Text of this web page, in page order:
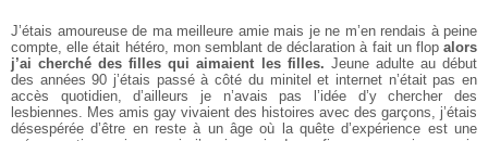
J’étais amoureuse de ma meilleure amie mais je ne m’en rendais à peine
compte, elle était hétéro, mon semblant de déclaration à faitun flop alors
j’ai cherché des filles qui aimaient les filles. Jeune adulte au début
des années 90 j’étais passé à côté du minitel et internet n’était pas en
accès quotidien, d’ailleurs je n’avais pas l’idée d’y chercher des
lesbiennes. Mes amis gay vivaient des histoires avec des garçons, j’étais
désespérée d’être en reste à unâge où la quête d’expérience estune